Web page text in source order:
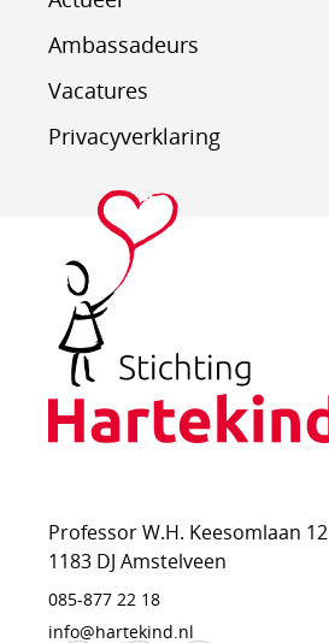
Ambassadeurs
Vacatures
Privacyverklaring
Professor W.H. Keesomlaan 12
1183 DJ Amstelveen
085-877 22 18
info@hartekind.nl